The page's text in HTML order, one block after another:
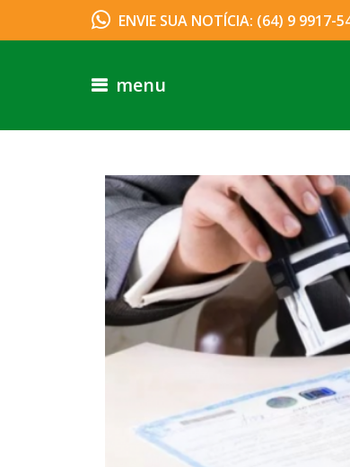
ENVIE SUA NOTÍCIA: (64) 9 9917-
menu